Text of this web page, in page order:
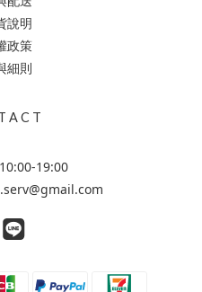
說明
政策
細則
A C T
19:00